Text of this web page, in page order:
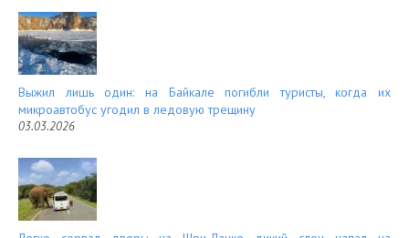
Выжил лишь один: на Байкале погибли туристы, когда их
микроавтобус угодил в ледовую трещину
03.03.2026